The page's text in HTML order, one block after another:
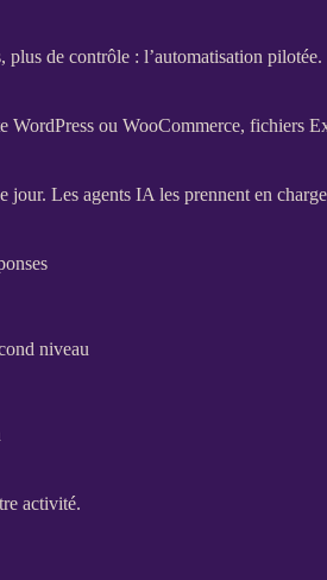
plus de contrôle : l’automatisation pilotée.
WordPress ouWooCommerce, fichiers
jour. Lesagents IA les prennent en
niveau
activité.